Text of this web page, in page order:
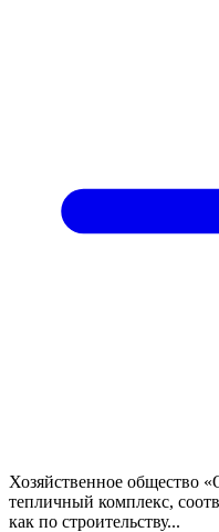
Хозяйственное общество
тепличный комплекс,
как по строительству...